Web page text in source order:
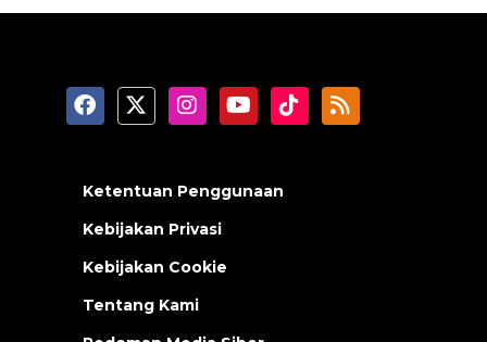
Ketentuan Penggunaan
Kebijakan Privasi
Kebijakan Cookie
Tentang Kami